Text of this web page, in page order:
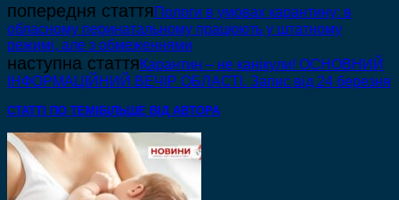
попередня статтяПологи в умовах карантину: в
обласному перинатальному працюють у штатному
режимі, але з обмеженнями
наступна статтяКарантин – не канікули! ОСНОВНИЙ
ІНФОРМАЦІЙНИЙ ВЕЧІР ОБЛАСТІ. Запис від 24 березня
СТАТТІ ПО ТЕМІ БІЛЬШЕ ВІД АВТОРА